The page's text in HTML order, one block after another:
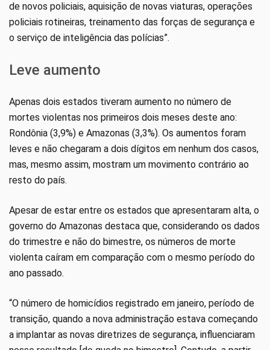
de novos policiais, aquisição de novas viaturas, operações
policiais rotineiras, treinamento das forças de segurança e
o serviço de inteligência das polícias”.
Leve aumento
Apenas dois estados tiveram aumento no número de
mortes violentas nos primeiros dois meses deste ano:
Rondônia (3,9%) e Amazonas (3,3%). Os aumentos foram
leves e não chegaram a dois dígitos em nenhum dos casos,
mas, mesmo assim, mostram um movimento contrário ao
resto do país.
Apesar de estar entre os estados que apresentaram alta, o
governo do Amazonas destaca que, considerando os dados
do trimestre e não do bimestre, os números de morte
violenta caíram em comparação com o mesmo período do
ano passado.
“O número de homicídios registrado em janeiro, período de
transição, quando a nova administração estava começando
a implantar as novas diretrizes de segurança, influenciaram